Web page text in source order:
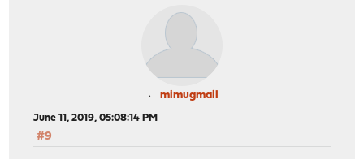
mimugmail
June 11, 2019, 05:08:14 PM
#9